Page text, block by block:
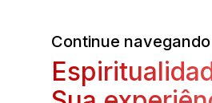
Continue navegando